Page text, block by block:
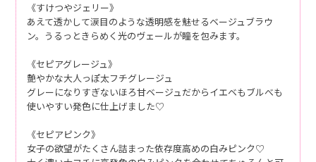
《すけつやジェリー》
あえて透かして涙目のような透明感を魅せるベージュブラウ
ン。うるっときらめく光のヴェールが瞳を包みます。
《セピアグレージュ》
艶やかな大人っぽ太フチグレージュ
グレーになりすぎないほろ甘ベージュだからイエベもブルべも
使いやすい発色に仕上げました♡
《セピアピンク》
女子の欲望がたくさん詰まった依存度高めの白みピンク♡